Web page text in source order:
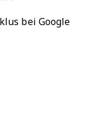
bei Google